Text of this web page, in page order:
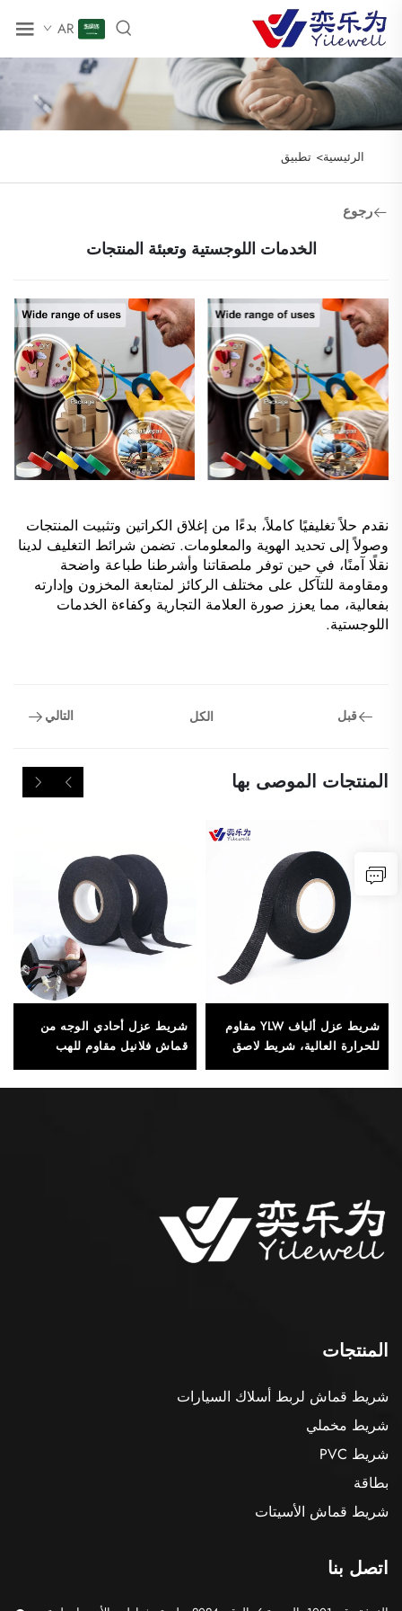
AR
الرئيسية> تطبيق
رجوع
الخدمات اللوجستية وتعبئة المنتجات
نقدم حلاً تغليفيًا كاملاً، بدءًا من إغلاق الكراتين وتثبيت المنتجات
وصولاً إلى تحديد الهوية والمعلومات. تضمن شرائط التغليف لدينا
نقلًا آمنًا، في حين توفر ملصقاتنا وأشرطنا طباعة واضحة
ومقاومة للتآكل على مختلف الركائز لمتابعة المخزون وإدارته
بفعالية، مما يعزز صورة العلامة التجارية وكفاءة الخدمات
اللوجستية.
قبل الكل التالي
المنتجات الموصى بها
شريط عزل ألياف YLW مقاوم
للحرارة العالية، شريط لاصق
في السيارات
شريط عزل أحادي الوجه من
قماش فلانيل مقاوم للهب
للاستخدام كشريط لاصق واقٍ
المنتجات
شريط قماش لربط أسلاك السيارات
شريط مخملي
شريط PVC
بطاقة
شريط قماش الأسيتات
اتصل بنا